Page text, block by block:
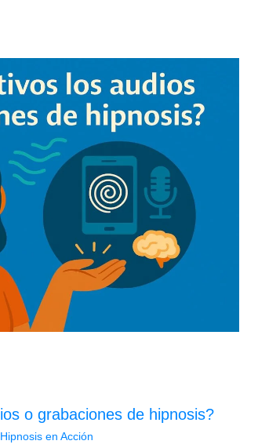
o grabaciones de hipnosis?
Hipnosis en Acción